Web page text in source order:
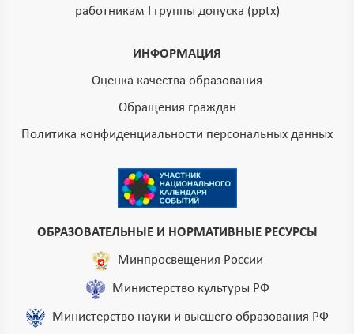
работникам I группы допуска (pptx)
ИНФОРМАЦИЯ
Оценка качества образования
Обращения граждан
Политика конфиденциальности персональных данных
ОБРАЗОВАТЕЛЬНЫЕ И НОРМАТИВНЫЕ РЕСУРСЫ
Минпросвещения России
Министерство культуры РФ
Министерство науки и высшего образования РФ